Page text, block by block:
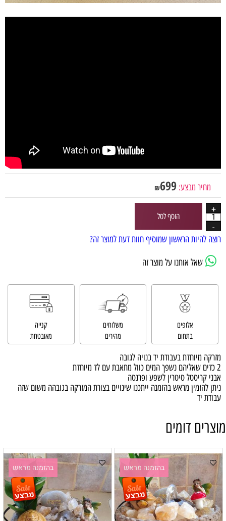
מחיר מבצע: ₪699
הוסף לסל
רוצה להיות הראשון שמוסיף חוות דעת למוצר זה?
שאל אותנו על מוצר זה
אלופים
בתחום
משלוחים
מהירים
קנייה
מאובטחת
מזרקה מיוחדת בעבודת יד בנויה לגובה
2 כדים שאליהם נשפך המים כוול מתאבת עם לד מיוחדת
אבני קריסטל סיטרין לשפע ופרנסה
ניתן להזמין מראש בהזמנה ייתכנו שינויים בצורת המזרקה בגובהה משום שזה
עבודת יד
מוצרים דומים
בהזמנה מראש בהזמנה מראש